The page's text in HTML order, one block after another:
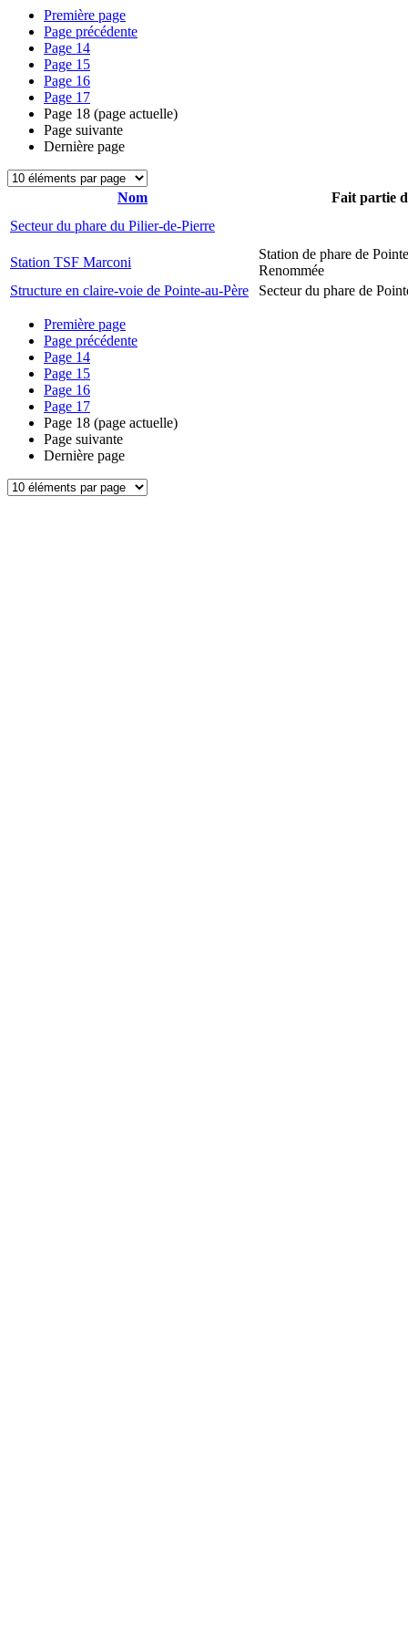
Première page
Page précédente
Page 14
Page 15
Page 16
Page 17
Page 18 (page actuelle)
Page suivante
Dernière page
Nom
Fait partie
Secteur du phare du Pilier-de-Pierre
Station TSF Marconi
Station de phare de
Renommée
Structure en claire-voie de Pointe-au-Père
Secteur du phare de
Première page
Page précédente
Page 14
Page 15
Page 16
Page 17
Page 18 (page actuelle)
Page suivante
Dernière page